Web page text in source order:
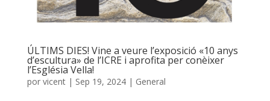
ÚLTIMS DIES! Vine a veure l’exposició «10 anys
d’escultura» de l’ICRE i aprofita per conèixer
l’Església Vella!
por vicent| Sep 19, 2024| General